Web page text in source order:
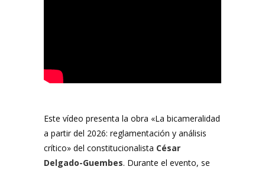
Este vídeo presenta la obra «La bicameralidad
a partir del 2026: reglamentación y análisis
crítico» del constitucionalista César
Delgado-Guembes. Durante el evento, se